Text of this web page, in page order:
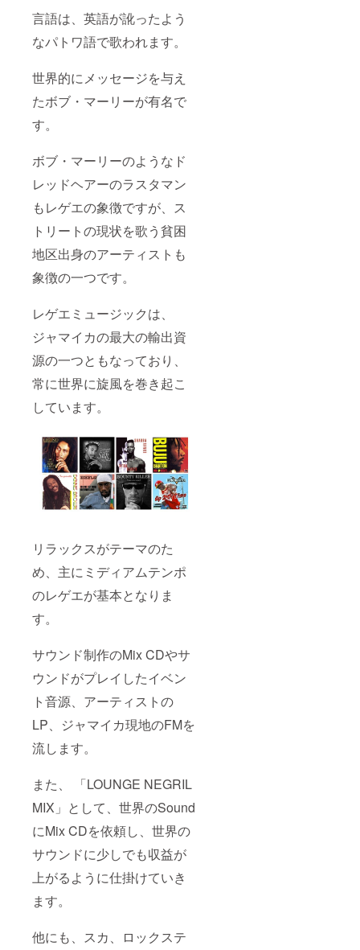
言語は、英語が訛ったよう
なパトワ語で歌われます。
世界的にメッセージを与え
たボブ・マーリーが有名で
す。
ボブ・マーリーのようなド
レッドヘアーのラスタマン
もレゲエの象徴ですが、ス
トリートの現状を歌う貧困
地区出身のアーティストも
象徴の一つです。
レゲエミュージックは、
ジャマイカの最大の輸出資
源の一つともなっており、
常に世界に旋風を巻き起こ
しています。
リラックスがテーマのた
め、主にミディアムテンポ
のレゲエが基本となりま
す。
サウンド制作のMix CDやサ
ウンドがプレイしたイベン
ト音源、アーティストの
LP、ジャマイカ現地のFMを
流します。
また、 「LOUNGE NEGRIL
MIX」として、世界のSound
にMix CDを依頼し、世界の
サウンドに少しでも収益が
上がるように仕掛けていき
ます。
他にも、スカ、ロックステ